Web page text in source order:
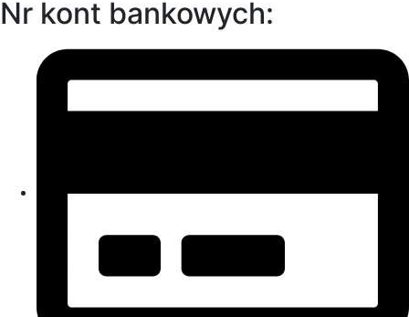
Nr kont bankowych: